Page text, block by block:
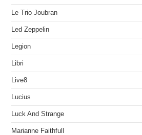
Le Trio Joubran
Led Zeppelin
Legion
Libri
Live8
Lucius
Luck And Strange
Marianne Faithfull